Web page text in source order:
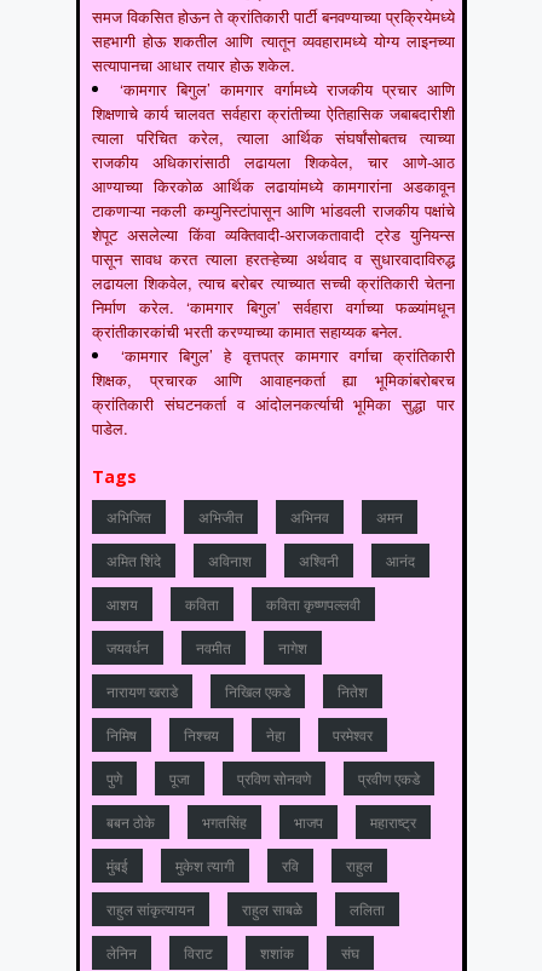
समज विकसित होऊन ते क्रांतिकारी पार्टी बनवण्याच्या प्रक्रियेमध्ये
सहभागी होऊ शकतील आणि त्यातून व्यवहारामध्ये योग्य लाइनच्या
सत्यापानचा आधार तयार होऊ शकेल.
‘कामगार बिगुल’ कामगार वर्गामध्ये राजकीय प्रचार आणि
शिक्षणाचे कार्य चालवत सर्वहारा क्रांतीच्या ऐतिहासिक जबाबदारीशी
त्याला परिचित करेल, त्याला आर्थिक संघर्षांसोबतच त्याच्या
राजकीय अधिकारांसाठी लढायला शिकवेल, चार आणे-आठ
आण्याच्या किरकोळ आर्थिक लढायांमध्ये कामगारांना अडकावून
टाकणाऱ्या नकली कम्युनिस्टांपासून आणि भांडवली राजकीय पक्षांचे
शेपूट असलेल्या किंवा व्यक्तिवादी-अराजकतावादी ट्रेड युनियन्स
पासून सावध करत त्याला हरतऱ्हेच्या अर्थवाद व सुधारवादाविरुद्ध
लढायला शिकवेल, त्याच बरोबर त्याच्यात सच्ची क्रांतिकारी चेतना
निर्माण करेल. ‘कामगार बिगुल’ सर्वहारा वर्गाच्या फळ्यांमधून
क्रांतीकारकांची भरती करण्याच्या कामात सहाय्यक बनेल.
‘कामगार बिगुल’ हे वृत्तपत्र कामगार वर्गाचा क्रांतिकारी
शिक्षक, प्रचारक आणि आवाहनकर्ता ह्या भूमिकांबरोबरच
क्रांतिकारी संघटनकर्ता व आंदोलनकर्त्याची भूमिका सुद्धा पार
पाडेल.
Tags
अभिजित अभिजीत अभिनव अमन
अमित शिंदे अविनाश अश्विनी आनंद
आशय कविता कविता कृष्णपल्लवी
जयवर्धन नवमीत नागेश
नारायण खराडे निखिल एकडे नितेश
निमिष निश्चय नेहा परमेश्वर
पुणे पूजा प्रविण सोनवणे प्रवीण एकडे
बबन ठोके भगतसिंह भाजप महाराष्‍ट्र
मुंबई मुकेश त्‍यागी रवि राहुल
राहुल सांकृत्यायन राहुल साबळे ललिता
लेनिन विराट शशांक संघ